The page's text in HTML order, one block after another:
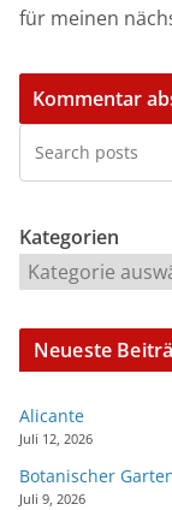
für meinen
Kategorien
Neueste
Alicante
Juli 12, 2026
Botanischer
Juli 9, 2026